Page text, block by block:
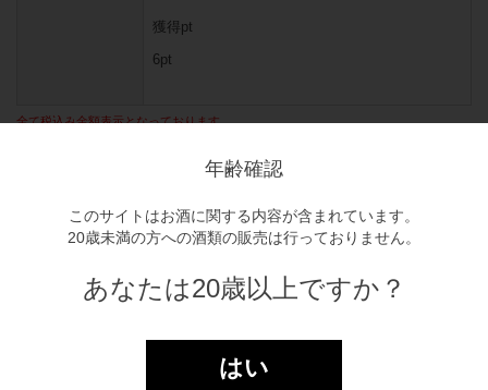
年齢確認
このサイトはお酒に関する内容が含まれています。
20歳未満の方への酒類の販売は行っておりません。
あなたは20歳以上ですか？
はい
獲得pt
6pt
全て税込み金額表示となっております。
マイリストに登録する